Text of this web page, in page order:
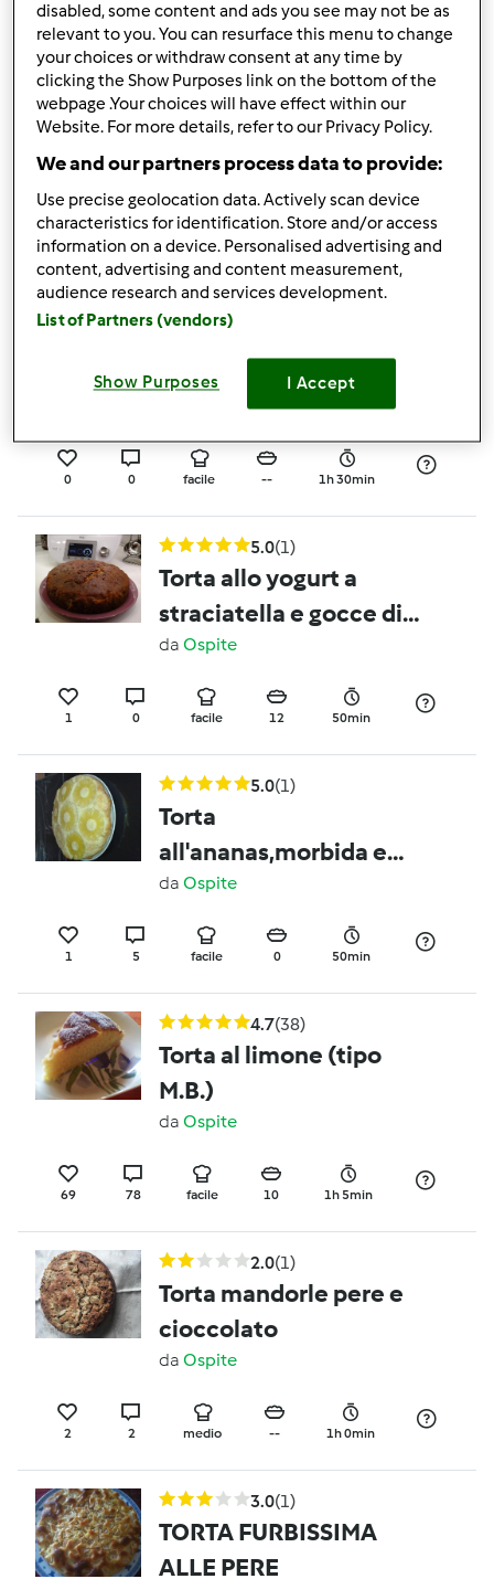
1 17 -- --
4.5(2)
Torta cocco e
Ospite
5 5 facile 30 45min
(variante torta
pasticciotto salentina)
0 0 facile -- 1h 30min
5.0(1)
Torta allo yogurt a
straciatella e gocce di
cioccolato
da Ospite
1 0 facile 12 50min
5.0(1)
Torta
all'ananas,morbida e
umida (della mia
mamma)
da Ospite
1 5 facile 0 50min
4.7(38)
Torta al limone (tipo
M.B.)
da Ospite
69 78 facile 10 1h 5min
2.0(1)
Torta mandorle pere e
cioccolato
da Ospite
2 2 medio -- 1h 0min
3.0(1)
TORTA FURBISSIMA
ALLE PERE
disabled, some content and ads you see may not be as
relevant to you. You can resurface this menu to change
your choices or withdraw consent at any time by
clicking the Show Purposes link on the bottom of the
webpage .Your choices will have effect within our
Website. For more details, refer to our Privacy Policy.
We and our partners process data to provide:
Use precise geolocation data. Actively scan device
characteristics for identification. Store and/or access
information on a device. Personalised advertising and
content, advertising and content measurement,
audience research and services development.
List of Partners (vendors)
Show Purposes I Accept